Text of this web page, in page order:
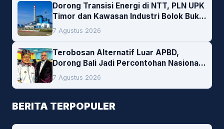
Dorong Transisi Energi di NTT, PLN UPK
Timor dan Kawasan Industri Bolok Buka
Peluang Investasi Woodchip untuk
Cofiring PLTU Bolok
7 Agustus 2026
Terobosan Alternatif Luar APBD,
Dorong Bali Jadi Percontohan Nasional
Pembiayaan Daerah
7 Agustus 2026
BERITA TERPOPULER